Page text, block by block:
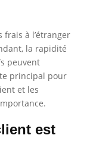
frais à l’étranger
la rapidité
peuvent
principal pour
et les
est